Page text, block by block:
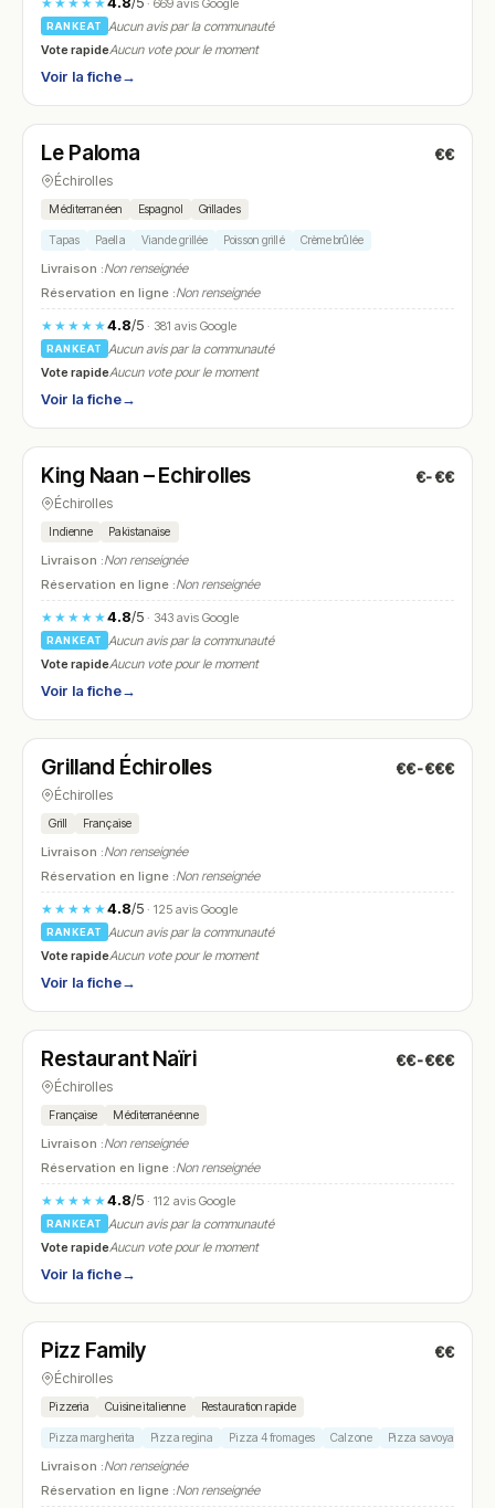
· 669 avis Google
RANKEAT
Aucun avis par la communauté
Vote rapideAucun vote pour le moment
Voir la fiche→
N° 10
Le Paloma €€
Échirolles
Méditerranéen Espagnol Grillades
Tapas Paella Viande grillée Poisson grillé Crème brûlée
Livraison :Non renseignée
Réservation en ligne :Non renseignée
★★★★★4.8/5· 381 avis Google
RANKEAT
Aucun avis par la communauté
Vote rapideAucun vote pour le moment
Voir la fiche→
N° 11
King Naan – Echirolles €-€€
Échirolles
Indienne Pakistanaise
Livraison :Non renseignée
Réservation en ligne :Non renseignée
★★★★★4.8/5· 343 avis Google
RANKEAT
Aucun avis par la communauté
Vote rapideAucun vote pour le moment
Voir la fiche→
N° 12
Grilland Échirolles €€-€€€
Échirolles
Grill Française
Livraison :Non renseignée
Réservation en ligne :Non renseignée
★★★★★4.8/5· 125 avis Google
RANKEAT
Aucun avis par la communauté
Vote rapideAucun vote pour le moment
Voir la fiche→
N° 13
Restaurant Naïri €€-€€€
Échirolles
Française Méditerranéenne
Livraison :Non renseignée
Réservation en ligne :Non renseignée
★★★★★4.8/5· 112 avis Google
RANKEAT
Aucun avis par la communauté
Vote rapideAucun vote pour le moment
Voir la fiche→
N° 14
Pizz Family €€
Échirolles
Pizzeria Cuisine italienne Restauration rapide
Pizza margherita Pizza regina Pizza 4 fromages Calzone Pizza savoyarde
Livraison :Non renseignée
Réservation en ligne :Non renseignée